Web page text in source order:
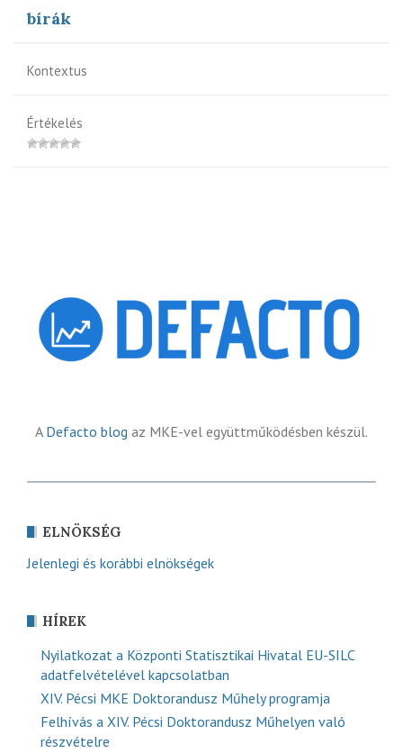
bírák
Kontextus
Értékelés
A Defacto blog az MKE-vel együttműködésben készül.
ELNÖKSÉG
Jelenlegi és korábbi elnökségek
HÍREK
Nyilatkozat a Központi Statisztikai Hivatal EU-SILC
adatfelvételével kapcsolatban
XIV. Pécsi MKE Doktorandusz Műhely programja
Felhívás a XIV. Pécsi Doktorandusz Műhelyen való
részvételre